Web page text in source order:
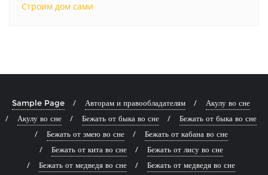
Строим дом сами
Sample Page Авторам и правообладателям
Акулу во сне
Акулу во сне
Бежать от быка во сне
Бежать от быка во сне
Бежать от змею во сне
Бежать от кабана во сне
Бежать от кита во сне
Бежать от лису во сне
Бежать от медведя во сне
Бежать от медведя во сне